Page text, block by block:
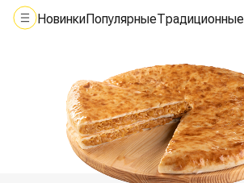
НовинкиПопулярныеТрадиционные